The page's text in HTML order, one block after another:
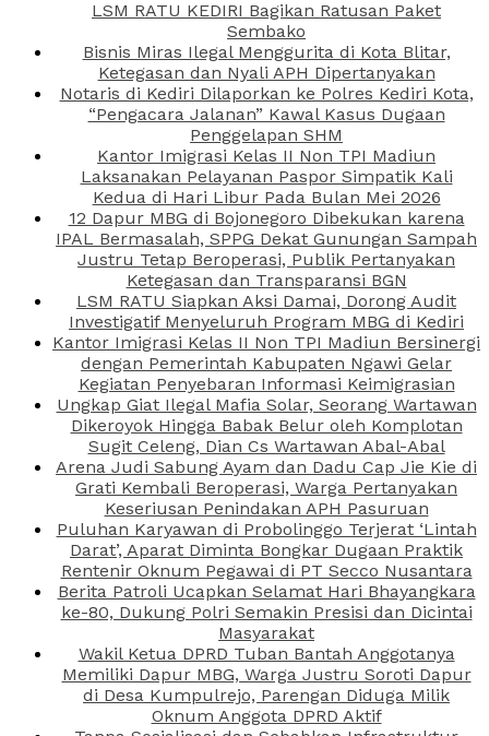
LSM RATU KEDIRI Bagikan Ratusan Paket
Sembako
Bisnis Miras Ilegal Menggurita di Kota Blitar,
Ketegasan dan Nyali APH Dipertanyakan
Notaris di Kediri Dilaporkan ke Polres Kediri Kota,
“Pengacara Jalanan” Kawal Kasus Dugaan
Penggelapan SHM
Kantor Imigrasi Kelas II Non TPI Madiun
Laksanakan Pelayanan Paspor Simpatik Kali
Kedua di Hari Libur Pada Bulan Mei 2026
12 Dapur MBG di Bojonegoro Dibekukan karena
IPAL Bermasalah, SPPG Dekat Gunungan Sampah
Justru Tetap Beroperasi, Publik Pertanyakan
Ketegasan dan Transparansi BGN
LSM RATU Siapkan Aksi Damai, Dorong Audit
Investigatif Menyeluruh Program MBG di Kediri
Kantor Imigrasi Kelas II Non TPI Madiun Bersinergi
dengan Pemerintah Kabupaten Ngawi Gelar
Kegiatan Penyebaran Informasi Keimigrasian
Ungkap Giat Ilegal Mafia Solar, Seorang Wartawan
Dikeroyok Hingga Babak Belur oleh Komplotan
Sugit Celeng, Dian Cs Wartawan Abal-Abal
Arena Judi Sabung Ayam dan Dadu Cap Jie Kie di
Grati Kembali Beroperasi, Warga Pertanyakan
Keseriusan Penindakan APH Pasuruan
Puluhan Karyawan di Probolinggo Terjerat ‘Lintah
Darat’, Aparat Diminta Bongkar Dugaan Praktik
Rentenir Oknum Pegawai di PT Secco Nusantara
Berita Patroli Ucapkan Selamat Hari Bhayangkara
ke-80, Dukung Polri Semakin Presisi dan Dicintai
Masyarakat
Wakil Ketua DPRD Tuban Bantah Anggotanya
Memiliki Dapur MBG, Warga Justru Soroti Dapur
di Desa Kumpulrejo, Parengan Diduga Milik
Oknum Anggota DPRD Aktif